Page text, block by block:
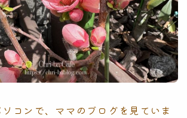
コンで、ママのブログを見ていま